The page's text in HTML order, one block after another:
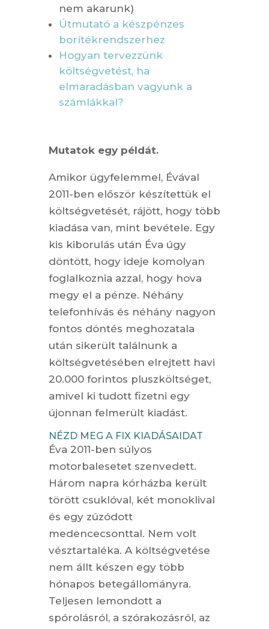
nem akarunk)
Útmutató a készpénzes
borítékrendszerhez
Hogyan tervezzünk
költségvetést, ha
elmaradásban vagyunk a
számlákkal?
Mutatok egy példát.
Amikor ügyfelemmel, Évával
2011-ben először készítettük el
költségvetését, rájött, hogy több
kiadása van, mint bevétele. Egy
kis kiborulás után Éva úgy
döntött, hogy ideje komolyan
foglalkoznia azzal, hogy hova
megy el a pénze. Néhány
telefonhívás és néhány nagyon
fontos döntés meghozatala
után sikerült találnunk a
költségvetésében elrejtett havi
20.000 forintos pluszköltséget,
amivel ki tudott fizetni egy
újonnan felmerült kiadást.
NÉZD MEG A FIX KIADÁSAIDAT
Éva 2011-ben súlyos
motorbalesetet szenvedett.
Három napra kórházba került
törött csuklóval, két monoklival
és egy zúzódott
medencecsonttal. Nem volt
vésztartaléka. A költségvetése
nem állt készen egy több
hónapos betegállományra.
Teljesen lemondott a
spórolásról, a szórakozásról, az